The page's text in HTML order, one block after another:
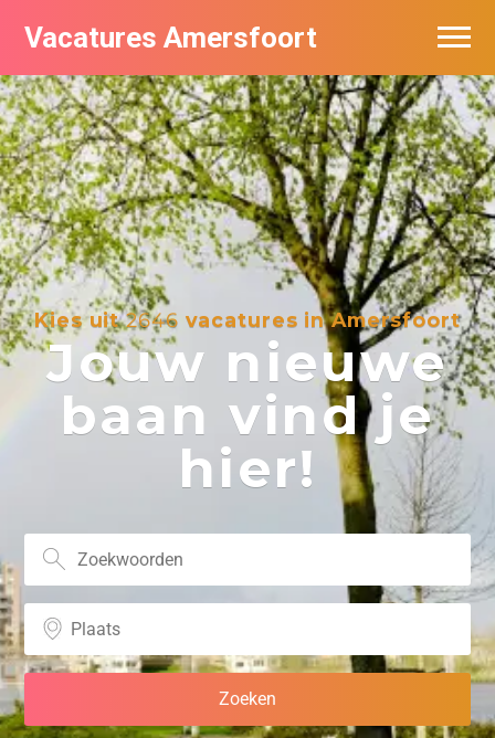
Vacatures Amersfoort
Kies uit2646 vacatures in Amersfoort
Jouw nieuwe
baan vind je
hier!
Vacatures per bedrijf
De populairste vacatures in Amersfoort
Nieuwsbrief feed